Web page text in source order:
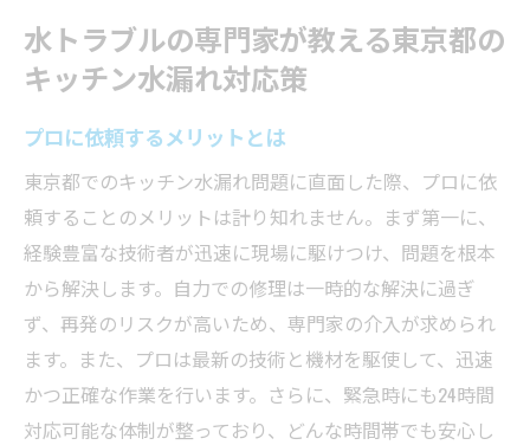
水トラブルの専門家が教える東京都の
キッチン水漏れ対応策
プロに依頼するメリットとは
東京都でのキッチン水漏れ問題に直面した際、プロに依
頼することのメリットは計り知れません。まず第一に、
経験豊富な技術者が迅速に現場に駆けつけ、問題を根本
から解決します。自力での修理は一時的な解決に過ぎ
ず、再発のリスクが高いため、専門家の介入が求められ
ます。また、プロは最新の技術と機材を駆使して、迅速
かつ正確な作業を行います。さらに、緊急時にも24時間
対応可能な体制が整っており、どんな時間帯でも安心し